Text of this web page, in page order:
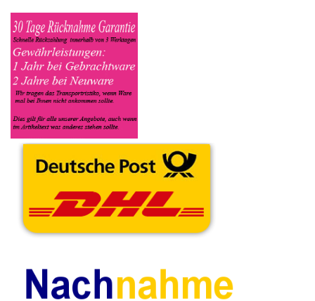
Zustand sich das Gerät befindet ob es Defekt oder
Funktionstüchtig ist und so gut wie möglich alle Mängel angeben
sowie das Zubehör welches dazugehört. Sobald der Tchibo
Kaffeevollautomat angenommen worden ist, sehen Sie dies
unter Meine Artikel anzeigen, dort wird Ihnen dann die
Lieferadresse mitgeteilt wo genau der Kaffeevollautomat hin
gesendet werden muss. Dort tragen Sie dann auch das
Transportunternehmen zum Beispiel DHL und die
Sendungsnummer ein, so das man Nachvollziehen kann ob Ihre
Artikel auch angekommen ist.
Durch die Verkaufsstrategie von Myeparts erhalten Sie ein
Vielfaches mehr, als wenn Sie den Tchibo Kaffeevollautomat
eigenhändig komplett verkaufen würden.
Andere Produkte die Ihnen
gefallen könnten
Schrauben Set